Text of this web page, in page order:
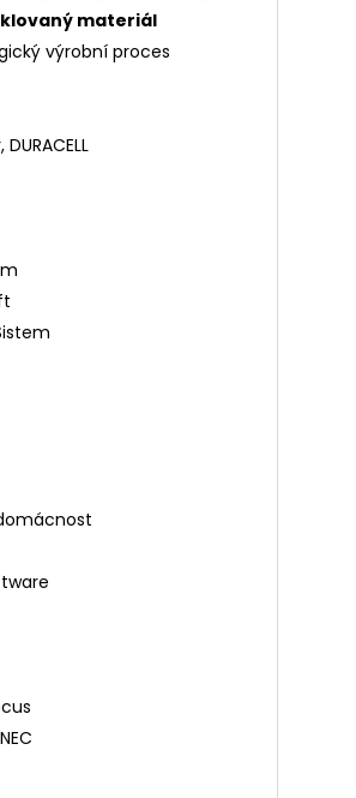
materiál
výrobní proces